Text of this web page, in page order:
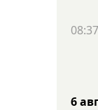
08:37
6